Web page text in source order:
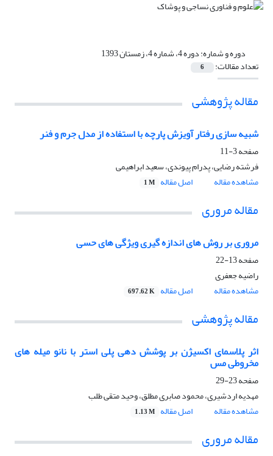
دوره و شماره:دوره 4، شماره 4، زمستان 1393
تعداد مقالات: 6
مقاله پژوهشی
شبیه سازی رفتار آویزش پارچه با استفاده از مدل جرم و فنر
صفحه3-11
فرشته رضایی، پدرام پیوندی، سعید ابراهیمی
مشاهده مقاله
اصل مقاله 1 M
مقاله مروری
مروری بر روش های اندازه گیری ویژگی های حسی
صفحه13-22
راضیه جعفری
مشاهده مقاله
اصل مقاله 697.62 K
مقاله پژوهشی
اثر پلاسمای اکسیژن بر پوشش دهی پلی استر با نانو میله های
مخروطی مس
صفحه23-29
مهدیه اردشیری، محمود صابری مطلق، وحید متقی طلب
مشاهده مقاله
اصل مقاله 1.13 M
مقاله مروری